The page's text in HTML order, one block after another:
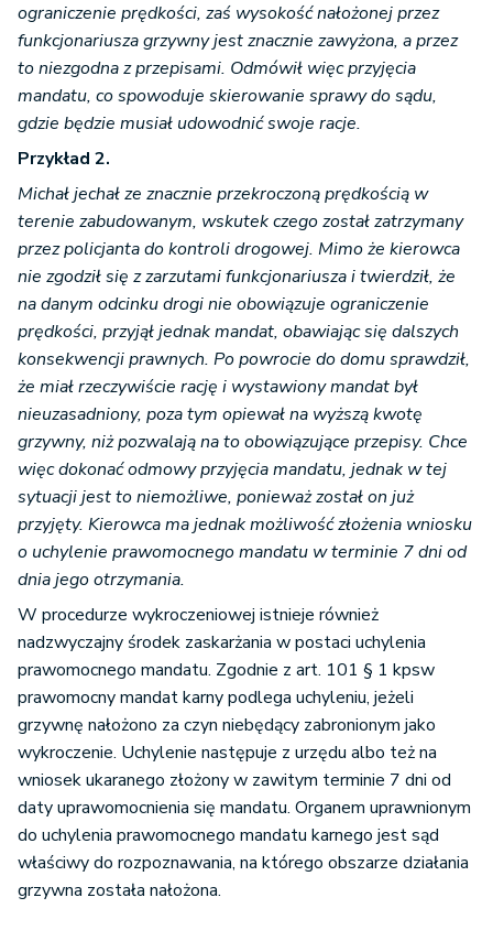
ograniczenie prędkości, zaś wysokość nałożonej przez
funkcjonariusza grzywny jest znacznie zawyżona, a przez
to niezgodna z przepisami. Odmówił więc przyjęcia
mandatu, co spowoduje skierowanie sprawy do sądu,
gdzie będzie musiał udowodnić swoje racje.
Przykład 2.
Michał jechał ze znacznie przekroczoną prędkością w
terenie zabudowanym, wskutek czego został zatrzymany
przez policjanta do kontroli drogowej. Mimo że kierowca
nie zgodził się z zarzutami funkcjonariusza i twierdził, że
na danym odcinku drogi nie obowiązuje ograniczenie
prędkości, przyjął jednak mandat, obawiając się dalszych
konsekwencji prawnych. Po powrocie do domu sprawdził,
że miał rzeczywiście rację i wystawiony mandat był
nieuzasadniony, poza tym opiewał na wyższą kwotę
grzywny, niż pozwalają na to obowiązujące przepisy. Chce
więc dokonać odmowy przyjęcia mandatu, jednak w tej
sytuacji jest to niemożliwe, ponieważ został on już
przyjęty. Kierowca ma jednak możliwość złożenia wniosku
o uchylenie prawomocnego mandatu w terminie 7 dni od
dnia jego otrzymania.
W procedurze wykroczeniowej istnieje również
nadzwyczajny środek zaskarżania w postaci uchylenia
prawomocnego mandatu. Zgodnie z art. 101 § 1 kpsw
prawomocny mandat karny podlega uchyleniu, jeżeli
grzywnę nałożono za czyn niebędący zabronionym jako
wykroczenie. Uchylenie następuje z urzędu albo też na
wniosek ukaranego złożony w zawitym terminie 7 dni od
daty uprawomocnienia się mandatu. Organem uprawnionym
do uchylenia prawomocnego mandatu karnego jest sąd
właściwy do rozpoznawania, na którego obszarze działania
grzywna została nałożona.